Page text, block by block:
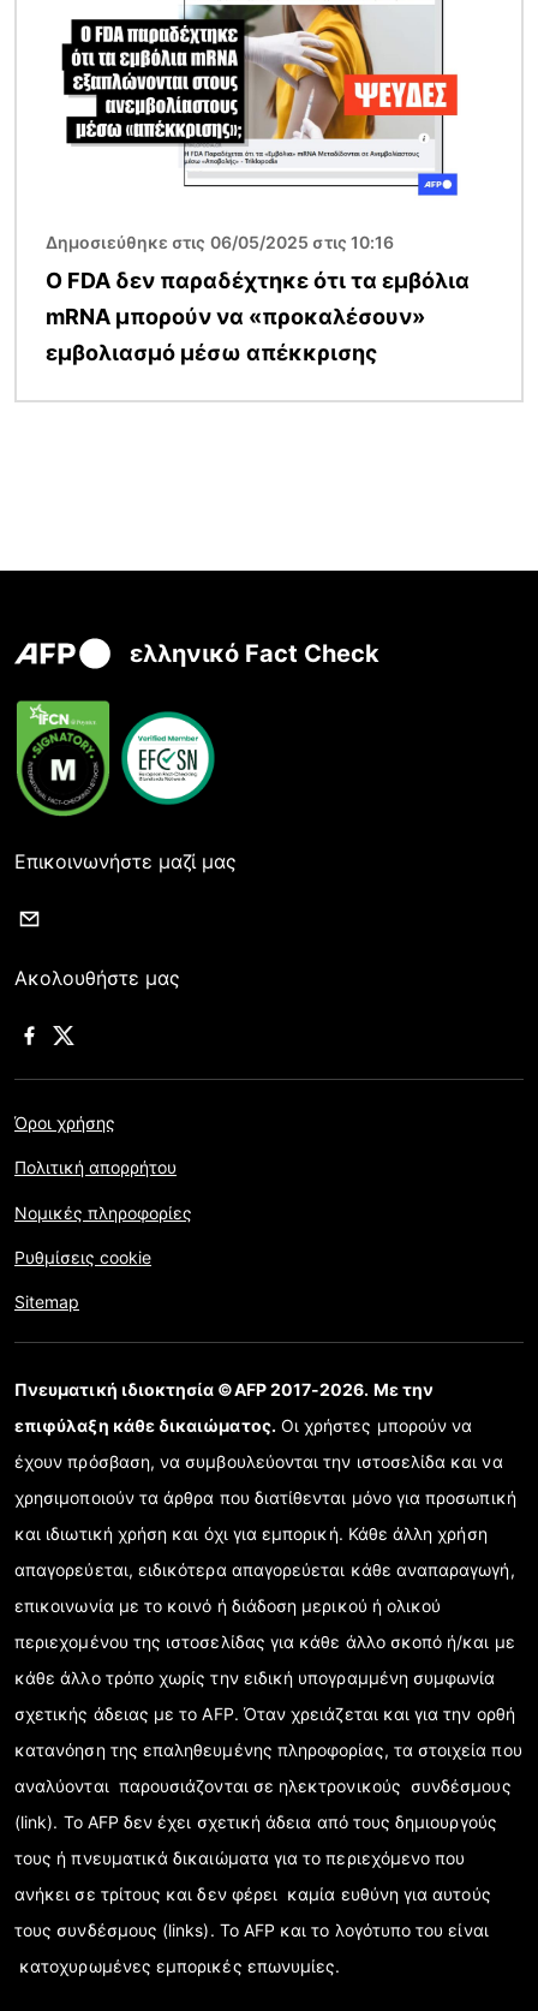
Δημοσιεύθηκε στις 06/05/2025 στις 10:16
Ο FDA δεν παραδέχτηκε ότι τα εμβόλια
mRNA μπορούν να «προκαλέσουν»
εμβολιασμό μέσω απέκκρισης
ελληνικό Fact Check
Επικοινωνήστε μαζί μας
Ακολουθήστε μας
Όροι χρήσης
Πολιτική απορρήτου
Νομικές πληροφορίες
Ρυθμίσεις cookie
Sitemap
Πνευματική ιδιοκτησία ©AFP 2017-2026. Με την
επιφύλαξη κάθε δικαιώματος.Οι χρήστες μπορούν να
έχουν πρόσβαση, να συμβουλεύονται την ιστοσελίδα και να
χρησιμοποιούν τα άρθρα που διατίθενται μόνο για προσωπική
και ιδιωτική χρήση και όχι για εμπορική. Κάθε άλλη χρήση
απαγορεύεται, ειδικότερα απαγορεύεται κάθε αναπαραγωγή,
επικοινωνία με το κοινό ή διάδοση μερικού ή ολικού
περιεχομένου της ιστοσελίδας για κάθε άλλο σκοπό ή/και με
κάθε άλλο τρόπο χωρίς την ειδική υπογραμμένη συμφωνία
σχετικής άδειας με το AFP. Όταν χρειάζεται και για την ορθή
κατανόηση της επαληθευμένης πληροφορίας, τα στοιχεία που
αναλύονται παρουσιάζονται σε ηλεκτρονικούς συνδέσμους
(link). Το AFP δεν έχει σχετική άδεια από τους δημιουργούς
τους ή πνευματικά δικαιώματα για το περιεχόμενο που
ανήκει σε τρίτους και δεν φέρει καμία ευθύνη για αυτούς
τους συνδέσμους (links). Το AFP και το λογότυπο του είναι
κατοχυρωμένες εμπορικές επωνυμίες.